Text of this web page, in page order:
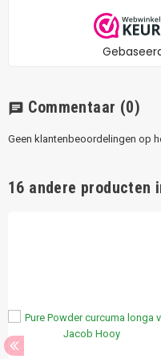
chat Commentaar (0)
Geen klantenbeoordelingen op
16 andere producten